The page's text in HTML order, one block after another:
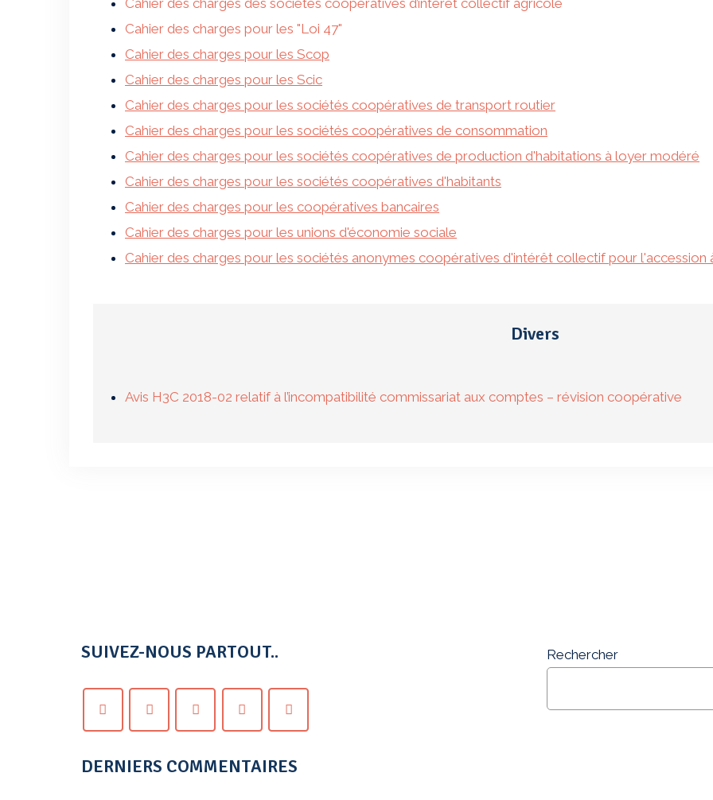
Cahier des charges des sociétés coopératives d’intérêt collectif agricole
Cahier des charges pour les "Loi 47"
Cahier des charges pour les Scop
Cahier des charges pour les Scic
Cahier des charges pour les sociétés coopératives de transport routier
Cahier des charges pour les sociétés coopératives de consommation
Cahier des charges pour les sociétés coopératives de production d'habitations à loyer modéré
Cahier des charges pour les sociétés coopératives d'habitants
Cahier des charges pour les coopératives bancaires
Cahier des charges pour les unions d'économie sociale
Cahier des charges pour les sociétés anonymes coopératives d'intérêt collectif pour l'accession
Divers
Avis H3C 2018-02 relatif à l’incompatibilité commissariat aux comptes – révision coopérative
SUIVEZ-NOUS PARTOUT..
DERNIERS COMMENTAIRES
Rechercher